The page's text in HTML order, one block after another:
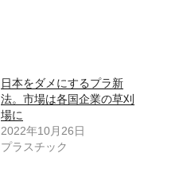
日本をダメにするプラ新
法。市場は各国企業の草刈
場に
2022年10月26日
プラスチック